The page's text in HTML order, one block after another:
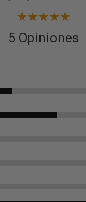
5 Opiniones